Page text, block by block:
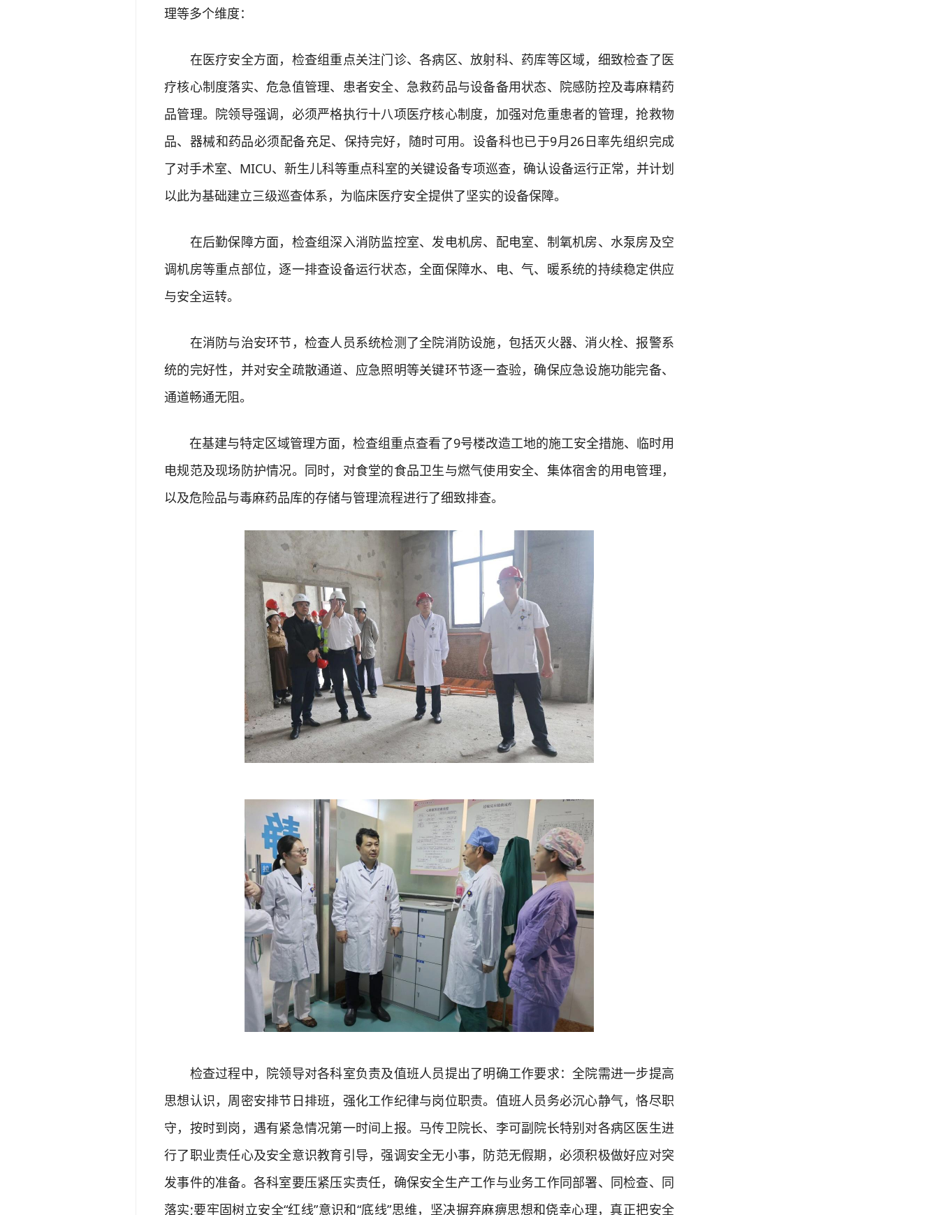
理等多个维度：
在医疗安全方面，检查组重点关注门诊、各病区、放射科、药库等区域，细致检查了医
疗核心制度落实、危急值管理、患者安全、急救药品与设备备用状态、院感防控及毒麻精药
品管理。院领导强调，必须严格执行十八项医疗核心制度，加强对危重患者的管理，抢救物
品、器械和药品必须配备充足、保持完好，随时可用。设备科也已于9月26日率先组织完成
了对手术室、MICU、新生儿科等重点科室的关键设备专项巡查，确认设备运行正常，并计划
以此为基础建立三级巡查体系，为临床医疗安全提供了坚实的设备保障。
在后勤保障方面，检查组深入消防监控室、发电机房、配电室、制氧机房、水泵房及空
调机房等重点部位，逐一排查设备运行状态，全面保障水、电、气、暖系统的持续稳定供应
与安全运转。
在消防与治安环节，检查人员系统检测了全院消防设施，包括灭火器、消火栓、报警系
统的完好性，并对安全疏散通道、应急照明等关键环节逐一查验，确保应急设施功能完备、
通道畅通无阻。
在基建与特定区域管理方面，检查组重点查看了9号楼改造工地的施工安全措施、临时用
电规范及现场防护情况。同时，对食堂的食品卫生与燃气使用安全、集体宿舍的用电管理，
以及危险品与毒麻药品库的存储与管理流程进行了细致排查。
检查过程中，院领导对各科室负责及值班人员提出了明确工作要求：全院需进一步提高
思想认识，周密安排节日排班，强化工作纪律与岗位职责。值班人员务必沉心静气，恪尽职
守，按时到岗，遇有紧急情况第一时间上报。马传卫院长、李可副院长特别对各病区医生进
行了职业责任心及安全意识教育引导，强调安全无小事，防范无假期，必须积极做好应对突
发事件的准备。各科室要压紧压实责任，确保安全生产工作与业务工作同部署、同检查、同
落实;要牢固树立安全“红线”意识和“底线”思维，坚决摒弃麻痹思想和侥幸心理，真正把安全